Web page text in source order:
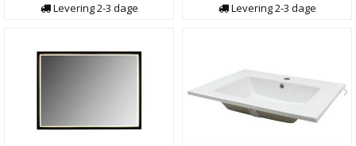
Levering2-3 dage
Levering2-3 dage